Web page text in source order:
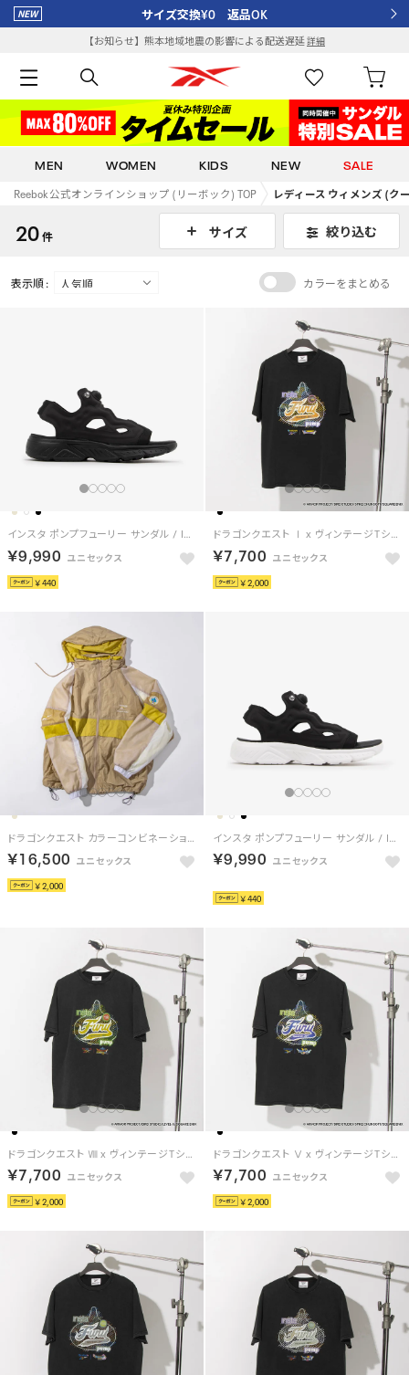
サイズ交換¥0 返品OK
【お知らせ】熊本地域地震の影響による配送遅延詳細
MEN WOMEN KIDS NEW SALE
Reebok 公式オンラインショップ (リーボック) TOP レディース ウィメンズ (ク
20件 サイズ 絞り込む
表示順 : カラーをまとめる
インスタ ポンプフューリー サンダル / INSTAPUMP FURY SANDAL （ブラック）
￥9,990
￥440
ドラゴンクエスト Ⅰ x ヴィンテージTシャツ / DRAGON QUEST Ⅰ x VINTAGE TEE 【返品不可商品】 （ブラック/オレンジ）
￥7,700
￥2,000
ドラゴンクエスト カラーコンビネーション トラックジャケット / DRAGON QUEST Color Combination Track Jacket （ベージュ）
￥16,500
￥2,000
インスタ ポンプフューリー サンダル / INSTAPUMP FURY SANDAL （ブラック/ホワイト）
￥9,990
￥440
ドラゴンクエスト Ⅷ x ヴィンテージTシャツ / DRAGON QUEST Ⅷ x VINTAGE TEE 【返品不可商品】（ブラック/イエロー）
￥7,700
￥2,000
ドラゴンクエスト Ⅴ x ヴィンテージTシャツ / DRAGON QUEST Ⅴ x VINTAGE TEE 【返品不可商品】 （ブラック/パープル）
￥7,700
￥2,000